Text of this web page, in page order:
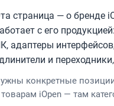
страница — о бренде
с его
адаптеры
и
конкретные
товарам iOpen — там